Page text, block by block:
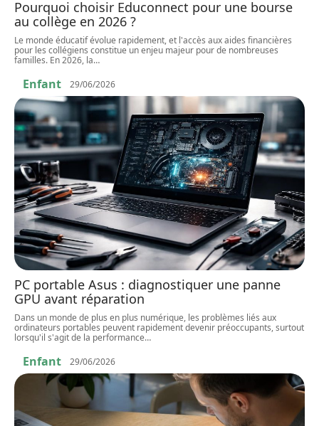
Pourquoi choisir Educonnect pour une bourse
au collège en 2026 ?
Le monde éducatif évolue rapidement, et l'accès aux aides financières
pour les collégiens constitue un enjeu majeur pour de nombreuses
familles. En 2026, la…
Enfant 29/06/2026
PC portable Asus : diagnostiquer une panne
GPU avant réparation
Dans un monde de plus en plus numérique, les problèmes liés aux
ordinateurs portables peuvent rapidement devenir préoccupants, surtout
lorsqu'il s'agit de la performance…
Enfant 29/06/2026